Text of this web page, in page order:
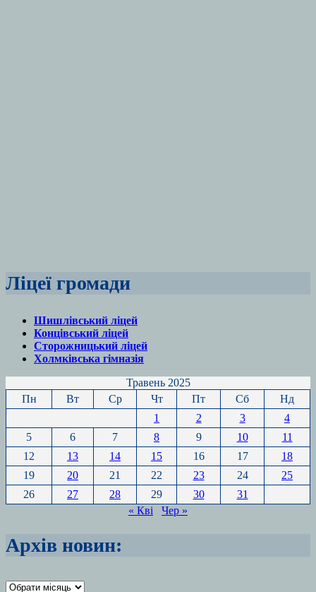
Ліцеї громади
Шишлівський ліцей
Концівський ліцей
Сторожницький ліцей
Холмківська гімназія
Травень 2025
Пн
Вт Ср Чт Пт Сб
Нд
1
2 3
4
5
6 7 8 9 10
11
12
13 14 15 16 17
18
19
20 21 22 23 24
25
26
27 28 29 30
31
« Кві
Чер »
Архів новин:
Архіви